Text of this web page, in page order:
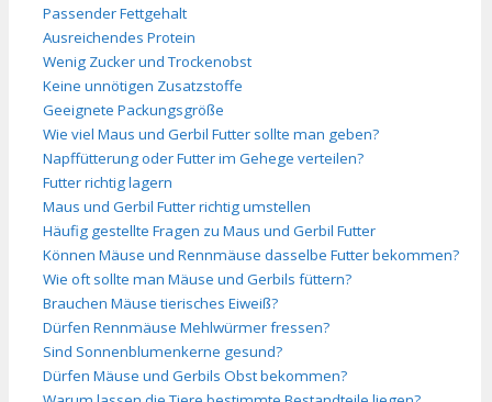
Passender Fettgehalt
Ausreichendes Protein
Wenig Zucker und Trockenobst
Keine unnötigen Zusatzstoffe
Geeignete Packungsgröße
Wie viel Maus und Gerbil Futter sollte man geben?
Napffütterung oder Futter im Gehege verteilen?
Futter richtig lagern
Maus und Gerbil Futter richtig umstellen
Häufig gestellte Fragen zu Maus und Gerbil Futter
Können Mäuse und Rennmäuse dasselbe Futter bekommen?
Wie oft sollte man Mäuse und Gerbils füttern?
Brauchen Mäuse tierisches Eiweiß?
Dürfen Rennmäuse Mehlwürmer fressen?
Sind Sonnenblumenkerne gesund?
Dürfen Mäuse und Gerbils Obst bekommen?